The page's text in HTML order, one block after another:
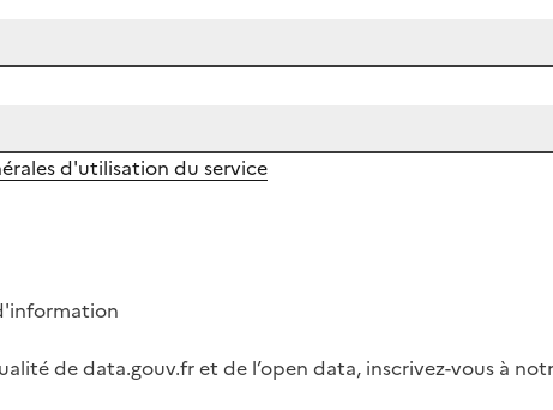
d'utilisation du service
de data.gouv.fr et de l’open data, inscrivez-vous à